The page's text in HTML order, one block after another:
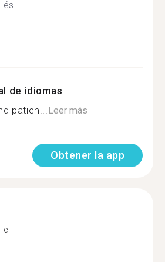
de idiomas
patien...Leer más
Obtener la app